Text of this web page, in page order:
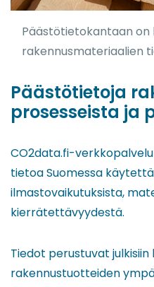
Päästötietokantaan on
rakennusmateriaalien
Päästötietoja
prosesseista ja
CO2data.fi-
tietoa Suomessa
ilmastovaikutuksista,
kierrätettävyydestä.
Tiedot perustuvat julkisiin
rakennustuotteiden